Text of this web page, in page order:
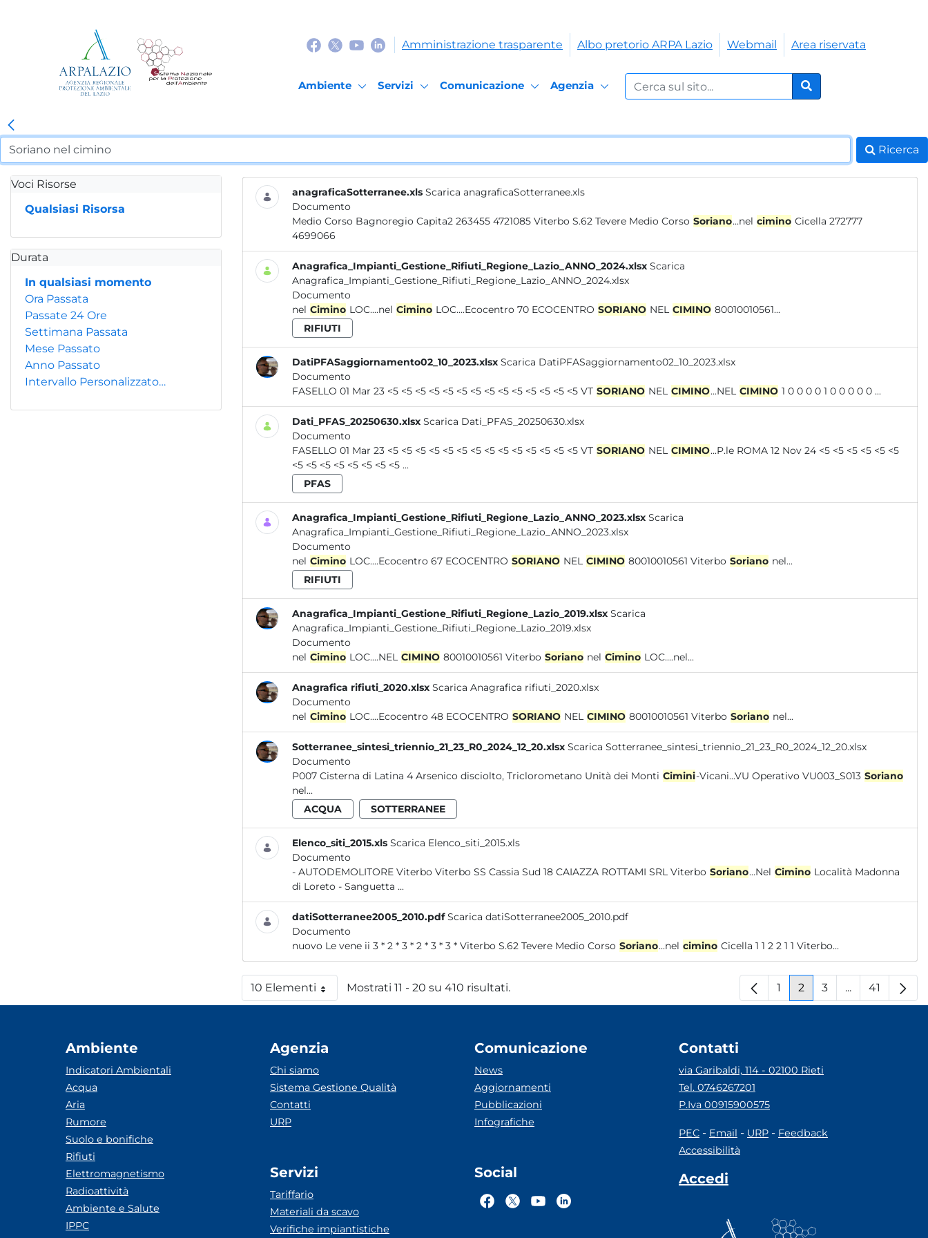
Amministrazione trasparente Albo pretorio ARPA Lazio Webmail Area riservata
Ambiente Servizi Comunicazione Agenzia
Cerca nel sito:
Cerca
Ricerca
Voci Risorse
Qualsiasi Risorsa
Durata
In qualsiasi momento
Ora Passata
Passate 24 Ore
Settimana Passata
Mese Passato
Anno Passato
Intervallo Personalizzato…
anagraficaSotterranee.xls Scarica anagraficaSotterranee.xls
Documento
Medio Corso Bagnoregio Capita2 263455 4721085 Viterbo S.62 Tevere Medio Corso Soriano...nel cimino Cicella 272777
4699066
Anagrafica_Impianti_Gestione_Rifiuti_Regione_Lazio_ANNO_2024.xlsx Scarica
Anagrafica_Impianti_Gestione_Rifiuti_Regione_Lazio_ANNO_2024.xlsx
Documento
nel Cimino LOC....nel Cimino LOC....Ecocentro 70 ECOCENTRO SORIANO NEL CIMINO 80010010561...
RIFIUTI
DatiPFASaggiornamento02_10_2023.xlsx Scarica DatiPFASaggiornamento02_10_2023.xlsx
Documento
FASELLO 01 Mar 23 <5 <5 <5 <5 <5 <5 <5 <5 <5 <5 <5 <5 <5 <5 VT SORIANO NEL CIMINO...NEL CIMINO 1 0 0 0 0 1 0 0 0 0 0 ...
Dati_PFAS_20250630.xlsx Scarica Dati_PFAS_20250630.xlsx
Documento
FASELLO 01 Mar 23 <5 <5 <5 <5 <5 <5 <5 <5 <5 <5 <5 <5 <5 <5 VT SORIANO NEL CIMINO...P.le ROMA 12 Nov 24 <5 <5 <5 <5 <5 <5
<5 <5 <5 <5 <5 <5 <5 <5 ...
PFAS
Anagrafica_Impianti_Gestione_Rifiuti_Regione_Lazio_ANNO_2023.xlsx Scarica
Anagrafica_Impianti_Gestione_Rifiuti_Regione_Lazio_ANNO_2023.xlsx
Documento
nel Cimino LOC....Ecocentro 67 ECOCENTRO SORIANO NEL CIMINO 80010010561 Viterbo Soriano nel...
RIFIUTI
Anagrafica_Impianti_Gestione_Rifiuti_Regione_Lazio_2019.xlsx Scarica
Anagrafica_Impianti_Gestione_Rifiuti_Regione_Lazio_2019.xlsx
Documento
nel Cimino LOC....NEL CIMINO 80010010561 Viterbo Soriano nel Cimino LOC....nel...
Anagrafica rifiuti_2020.xlsx Scarica Anagrafica rifiuti_2020.xlsx
Documento
nel Cimino LOC....Ecocentro 48 ECOCENTRO SORIANO NEL CIMINO 80010010561 Viterbo Soriano nel...
Sotterranee_sintesi_triennio_21_23_R0_2024_12_20.xlsx Scarica Sotterranee_sintesi_triennio_21_23_R0_2024_12_20.xlsx
Documento
P007 Cisterna di Latina 4 Arsenico disciolto, Triclorometano Unità dei Monti Cimini-Vicani...VU Operativo VU003_S013 Soriano
nel...
ACQUA
SOTTERRANEE
Elenco_siti_2015.xls Scarica Elenco_siti_2015.xls
Documento
- AUTODEMOLITORE Viterbo Viterbo SS Cassia Sud 18 CAIAZZA ROTTAMI SRL Viterbo Soriano...Nel Cimino Località Madonna
di Loreto - Sanguetta ...
datiSotterranee2005_2010.pdf Scarica datiSotterranee2005_2010.pdf
Documento
nuovo Le vene ii 3 * 2 * 3 * 2 * 3 * 3 * Viterbo S.62 Tevere Medio Corso Soriano...nel cimino Cicella 1 1 2 2 1 1 Viterbo...
10 ElementiPer paginaMostrati 11 - 20 su 410 risultati. Pagina
1 Pagina
2 Pagina
3 ...PaginePagina
41
Ambiente
Indicatori Ambientali
Acqua
Aria
Rumore
Suolo e bonifiche
Rifiuti
Elettromagnetismo
Radioattività
Ambiente e Salute
IPPC
Agenzia
Chi siamo
Sistema Gestione Qualità
Contatti
URP
Servizi
Tariffario
Materiali da scavo
Verifiche impiantistiche
Comunicazione
News
Aggiornamenti
Pubblicazioni
Infografiche
Social
Contatti
via Garibaldi, 114 - 02100 Rieti
Tel. 0746267201
P.Iva 00915900575
PEC - Email - URP - Feedback
Accessibilità
Accedi